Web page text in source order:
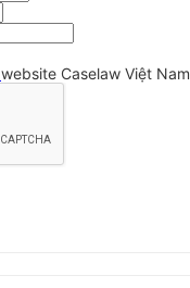
website Caselaw Việt Nam